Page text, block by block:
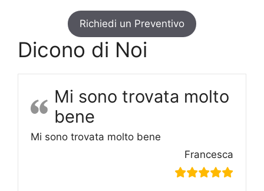
Richiedi un Preventivo
Dicono di Noi
Mi sono trovata molto
bene
Mi sono trovata molto bene
Francesca